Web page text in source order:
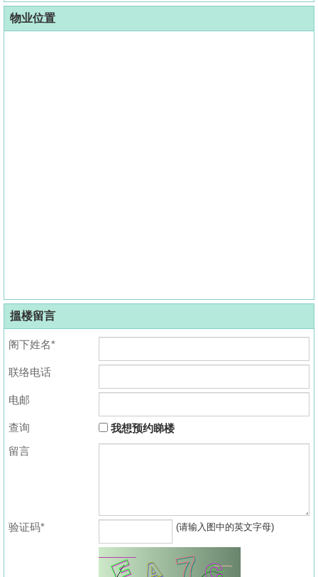
物业位置
搵楼留言
阁下姓名*
联络电话
电邮
查询
我想预约睇楼
留言
验证码* (请输入图中的英文字母)